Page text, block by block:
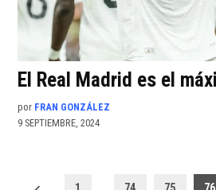
El Real Madrid es el
por FRAN GONZÁLEZ
9 SEPTIEMBRE, 2024
Paginación